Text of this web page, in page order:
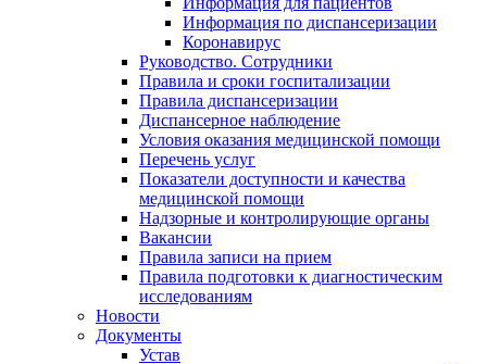
Информация по диспансеризации
Коронавирус
Руководство. Сотрудники
Правила и сроки госпитализации
Правила диспансеризации
Диспансерное наблюдение
Условия оказания медицинской помощи
Перечень услуг
Показатели доступности и качества
медицинской помощи
Надзорные и контролирующие органы
Вакансии
Правила записи на прием
Правила подготовки к диагностическим
исследованиям
Новости
Документы
Устав